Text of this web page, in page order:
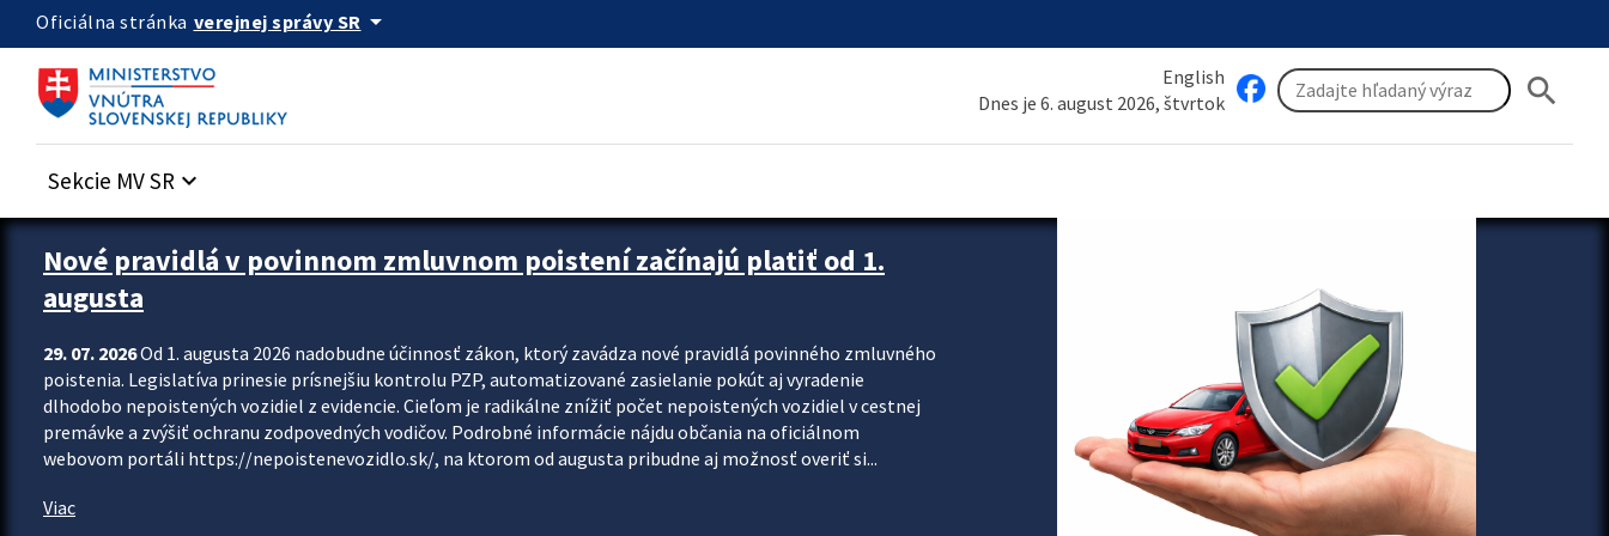
Preskocit na hlavný obsah
Oficiálna stránka verejnej správy SR arrow_drop_down
English
Dnes je 6. august 2026, štvrtok
search
Sekcie MV SR keyboard_arrow_down
Zastavit automatický posun upútavok
Nové pravidlá v povinnom zmluvnom poistení začínajú platiť od 1.
augusta
29. 07. 2026Od 1. augusta 2026 nadobudne účinnosť zákon, ktorý zavádza nové pravidlá povinného zmluvného
poistenia. Legislatíva prinesie prísnejšiu kontrolu PZP, automatizované zasielanie pokút aj vyradenie
dlhodobo nepoistených vozidiel z evidencie. Cieľom je radikálne znížiť počet nepoistených vozidiel v cestnej
premávke a zvýšiť ochranu zodpovedných vodičov. Podrobné informácie nájdu občania na oficiálnom
webovom portáli https://nepoistenevozidlo.sk/, na ktorom od augusta pribudne aj možnosť overiť si...
Viac